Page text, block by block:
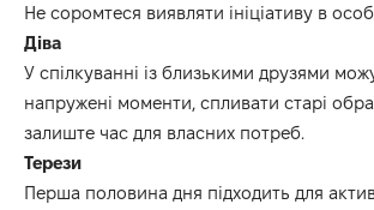
Не соромтеся виявляти ініціативу в
Діва
У спілкуванні із близькими друзями
напружені моменти, спливати старі
залиште час для власних потреб.
Терези
Перша половина дня підходить для